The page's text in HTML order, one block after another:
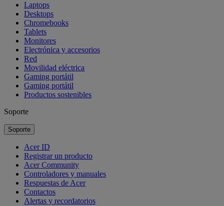
Laptops
Desktops
Chromebooks
Tablets
Monitores
Electrónica y accesorios
Red
Movilidad eléctrica
Gaming portátil
Gaming portátil
Productos sostenibles
Soporte
Soporte
Acer ID
Registrar un producto
Acer Community
Controladores y manuales
Respuestas de Acer
Contactos
Alertas y recordatorios